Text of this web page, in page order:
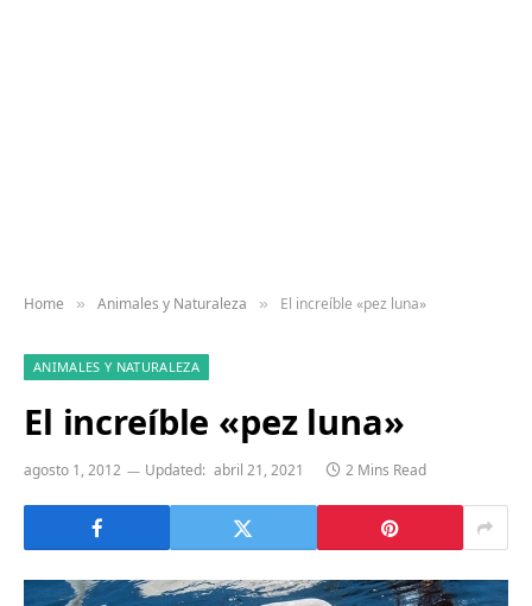
Home » Animales y Naturaleza » El increíble «pez luna»
ANIMALES Y NATURALEZA
El increíble «pez luna»
agosto 1, 2012 Updated: abril 21, 2021 2 Mins Read